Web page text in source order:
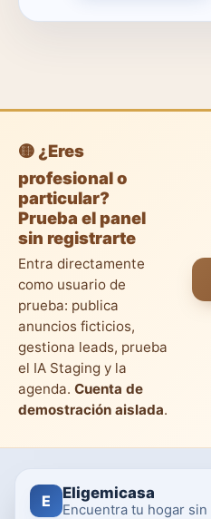
🟡 ¿Eres
profesional o
particular?
Prueba el panel
sin registrarte
Entra directamente
como usuario de
prueba: publica
anuncios ficticios,
gestiona leads, prueba
el IA Staging y la
agenda. Cuenta de
demostración aislada.
E Eligemicasa
Encuentra tu hogar